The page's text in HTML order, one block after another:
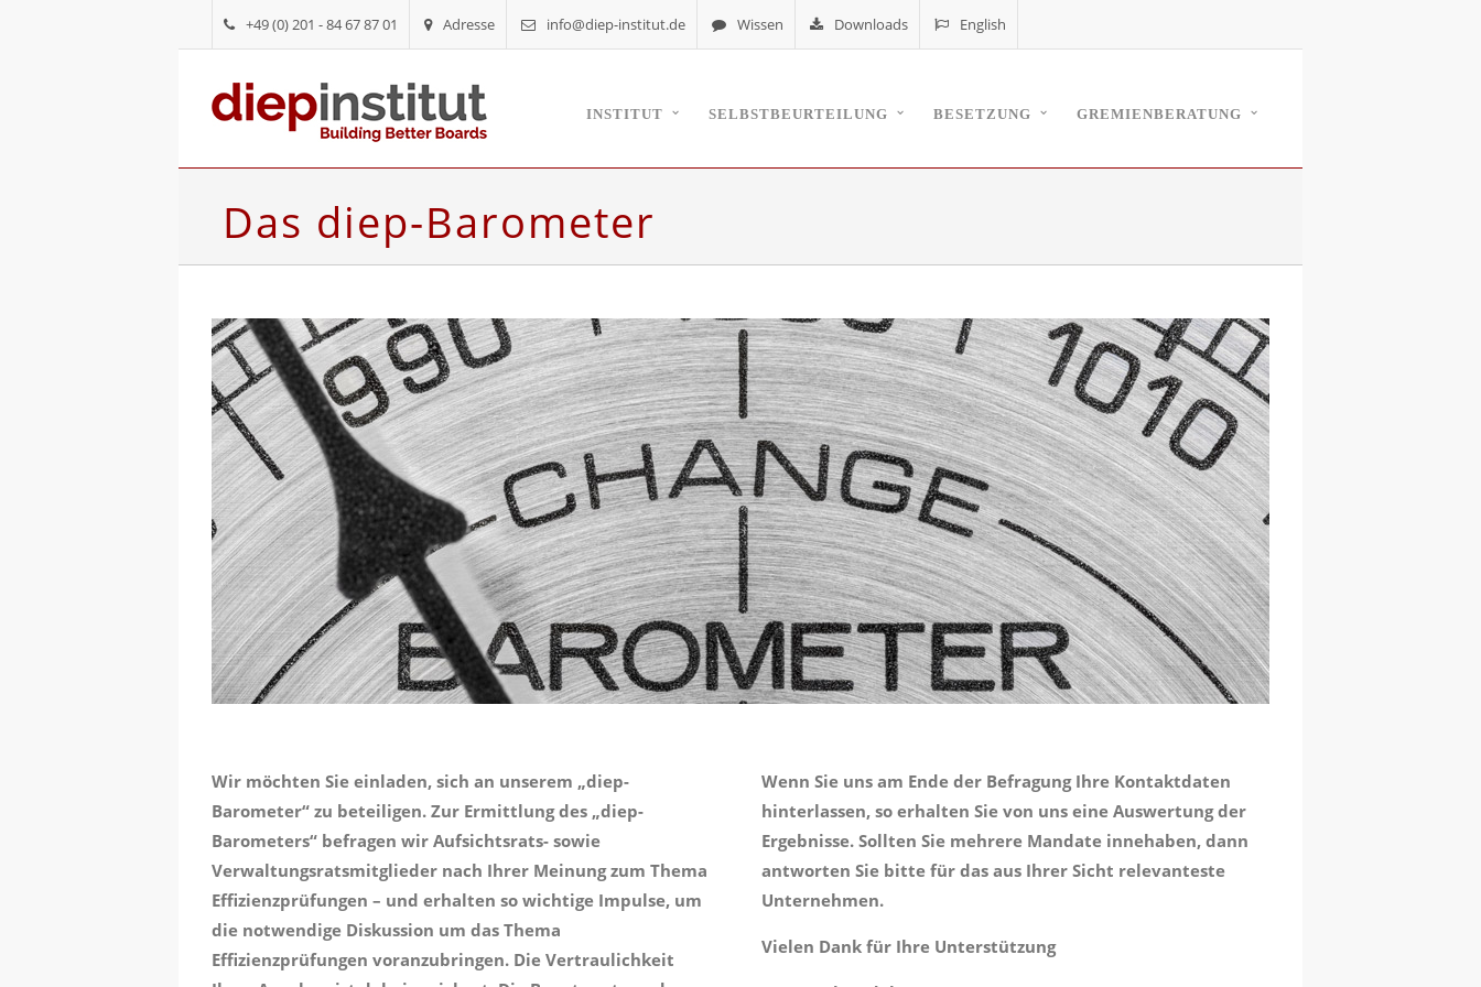
+49 (0) 201 - 84 67 87 01 Adresse info@diep-institut.de Wissen Downloads English
INSTITUT SELBSTBEURTEILUNG BESETZUNG GREMIENBERATUNG
Das diep-Barometer
Wir möchten Sie einladen, sich an unserem „diep-
Barometer“ zu beteiligen. Zur Ermittlung des „diep-
Barometers“ befragen wir Aufsichtsrats- sowie
Verwaltungsratsmitglieder nach Ihrer Meinung zum Thema
Effizienzprüfungen – und erhalten so wichtige Impulse, um
die notwendige Diskussion um das Thema
Effizienzprüfungen voranzubringen. Die Vertraulichkeit
Wenn Sie uns am Ende der Befragung Ihre Kontaktdaten
hinterlassen, so erhalten Sie von uns eine Auswertung der
Ergebnisse. Sollten Sie mehrere Mandate innehaben, dann
antworten Sie bitte für das aus Ihrer Sicht relevanteste
Unternehmen.
Vielen Dank für Ihre Unterstützung